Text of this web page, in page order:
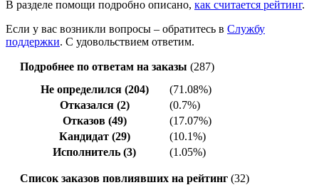
В разделе помощи подробно описано, как считается рейтинг.
Если у вас возникли вопросы – обратитесь в Службу
поддержки. С удовольствием ответим.
Подробнее по ответам на заказы (287)
Не определился (204)
(71.08%)
Отказался (2)
(0.7%)
Отказов (49)
(17.07%)
Кандидат (29)
(10.1%)
Исполнитель (3)
(1.05%)
Список заказов повлиявших на рейтинг (32)